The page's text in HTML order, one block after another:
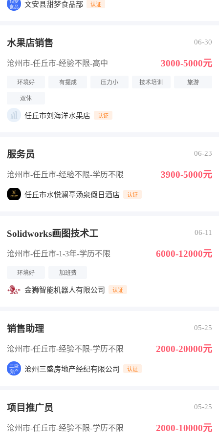
文安县甜梦食品部 认证
水果店销售 06-30
沧州市-任丘市-经验不限-高中 3000-5000元
环境好 有提成 压力小 技术培训 旅游
双休
任丘市刘海洋水果店 认证
服务员 06-23
沧州市-任丘市-经验不限-学历不限 3900-5000元
任丘市水悦澜亭汤泉假日酒店 认证
Solidworks画图技术工 06-11
沧州市-任丘市-1-3年-学历不限 6000-12000元
环境好 加班费
金狮智能机器人有限公司 认证
销售助理 05-25
沧州市-任丘市-经验不限-学历不限 2000-20000元
沧州三盛房地产经纪有限公司 认证
项目推广员 05-25
沧州市-任丘市-经验不限-学历不限 2000-10000元